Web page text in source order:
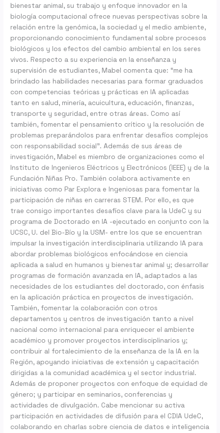
bienestar animal, su trabajo y enfoque innovador en la
biología computacional ofrece nuevas perspectivas sobre la
relación entre la genómica, la sociedad y el medio ambiente,
proporcionando conocimiento fundamental sobre procesos
biológicos y los efectos del cambio ambiental en los seres
vivos. Respecto a su experiencia en la enseñanza y
supervisión de estudiantes, Mabel comenta que: “me ha
brindado las habilidades necesarias para formar graduados
con competencias teóricas y prácticas en IA aplicadas
tanto en salud, minería, acuicultura, educación, finanzas,
transporte y seguridad, entre otras áreas. Como así
también, fomentar el pensamiento crítico y la resolución de
problemas preparándolos para enfrentar desafíos complejos
con responsabilidad social”. Además de sus áreas de
investigación, Mabel es miembro de organizaciones como el
Instituto de Ingenieros Eléctricos y Electrónicos (IEEE) y de la
Fundación Niñas Pro. También colabora activamente en
iniciativas como Par Explora e Ingeniosas para fomentar la
participación de niñas en carreras STEM. Por ello, es que
trae consigo importantes desafíos clave para la UdeC y su
programa de Doctorado en IA -ejecutado en conjunto con la
UCSC, U. del Bio-Bío y la USM- entre los que se encuentran
impulsar la investigación interdisciplinaria utilizando IA para
abordar problemas biológicos enfocándose en ciencia
aplicada a salud en humanos y bienestar animal y; desarrollar
programas de formación avanzada en IA, adaptados a las
necesidades de los estudiantes del doctorado, con énfasis
en la aplicación práctica en proyectos de investigación.
También, fomentar la colaboración con otros
departamentos y centros de investigación tanto a nivel
nacional como internacional para enriquecer el ambiente
académico y promover proyectos interdisciplinarios y;
contribuir al fortalecimiento de la enseñanza de la IA en la
Región, apoyando iniciativas de extensión y capacitación
dirigidas a la comunidad académica y el sector industrial.
Además de proponer proyectos con enfoque de equidad de
género; y participar en seminarios, conferencias y
actividades de divulgación. Cabe mencionar su activa
participación en actividades de difusión para el CDIA UdeC,
colaborando en charlas sobre ciencia de datos e inteligencia